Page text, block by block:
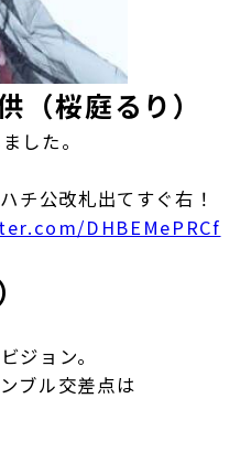
（桜庭るり）
した。
公改札出てすぐ右！
DHBEMePRCf
ョン。
ブル交差点は